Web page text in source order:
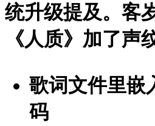
统升级提及。客
《人质》加了声
歌词文件里嵌
码